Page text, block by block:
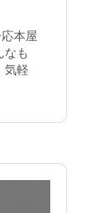
本屋
なも
気軽